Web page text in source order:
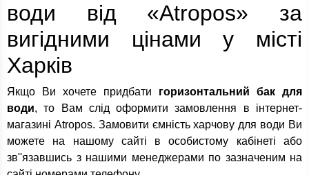
води від «Atropos» за
вигідними цінами у місті
Харків
Якщо Ви хочете придбати горизонтальний бак для
води, то Вам слід оформити замовлення в інтернет-
магазині Atropos. Замовити ємність харчову для води Ви
можете на нашому сайті в особистому кабінеті або
зв''язавшись з нашими менеджерами по зазначеним на